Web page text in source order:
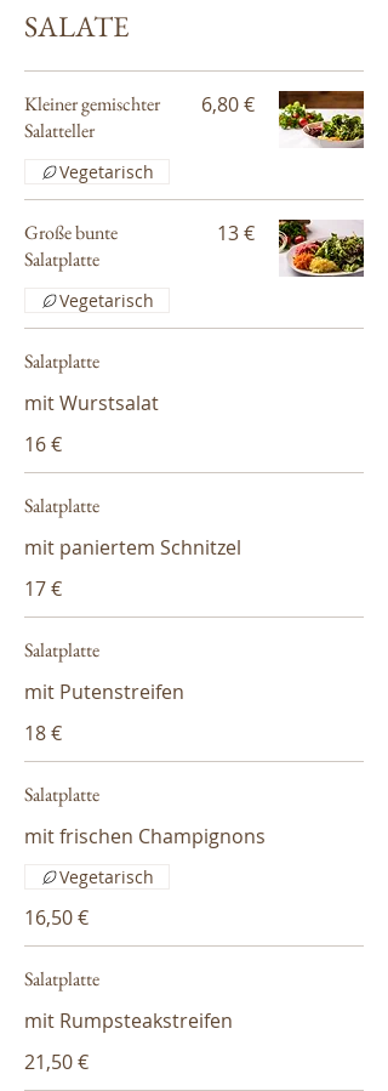
SALATE
Kleiner gemischter
Salatteller
6,80 €
Vegetarisch
Große bunte
Salatplatte
13 €
Vegetarisch
Salatplatte
mit Wurstsalat
16 €
Salatplatte
mit paniertem Schnitzel
17 €
Salatplatte
mit Putenstreifen
18 €
Salatplatte
mit frischen Champignons
16,50 €
Vegetarisch
Salatplatte
mit Rumpsteakstreifen
21,50 €